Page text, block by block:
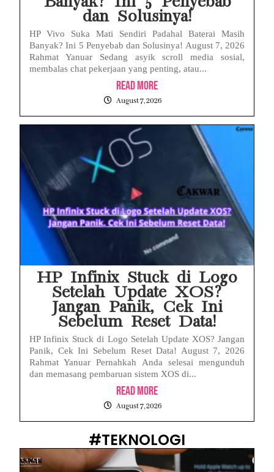
dan Solusinya!
HP Vivo Suka Mati Sendiri Padahal Baterai Masih
Banyak? Ini 5 Penyebab dan Solusinya! August 7, 2026
Rahmat Yanuar Sedang asyik scroll media sosial,
membalas chat pekerjaan yang penting, atau...
Read More
August 7, 2026
HP Infinix Stuck di Logo
Setelah Update XOS?
Jangan Panik, Cek Ini
Sebelum Reset Data!
HP Infinix Stuck di Logo Setelah Update XOS? Jangan
Panik, Cek Ini Sebelum Reset Data! August 7, 2026
Rahmat Yanuar Pernahkah Anda selesai mengunduh
dan memasang pembaruan sistem XOS di...
Read More
August 7, 2026
#TEKNOLOGI